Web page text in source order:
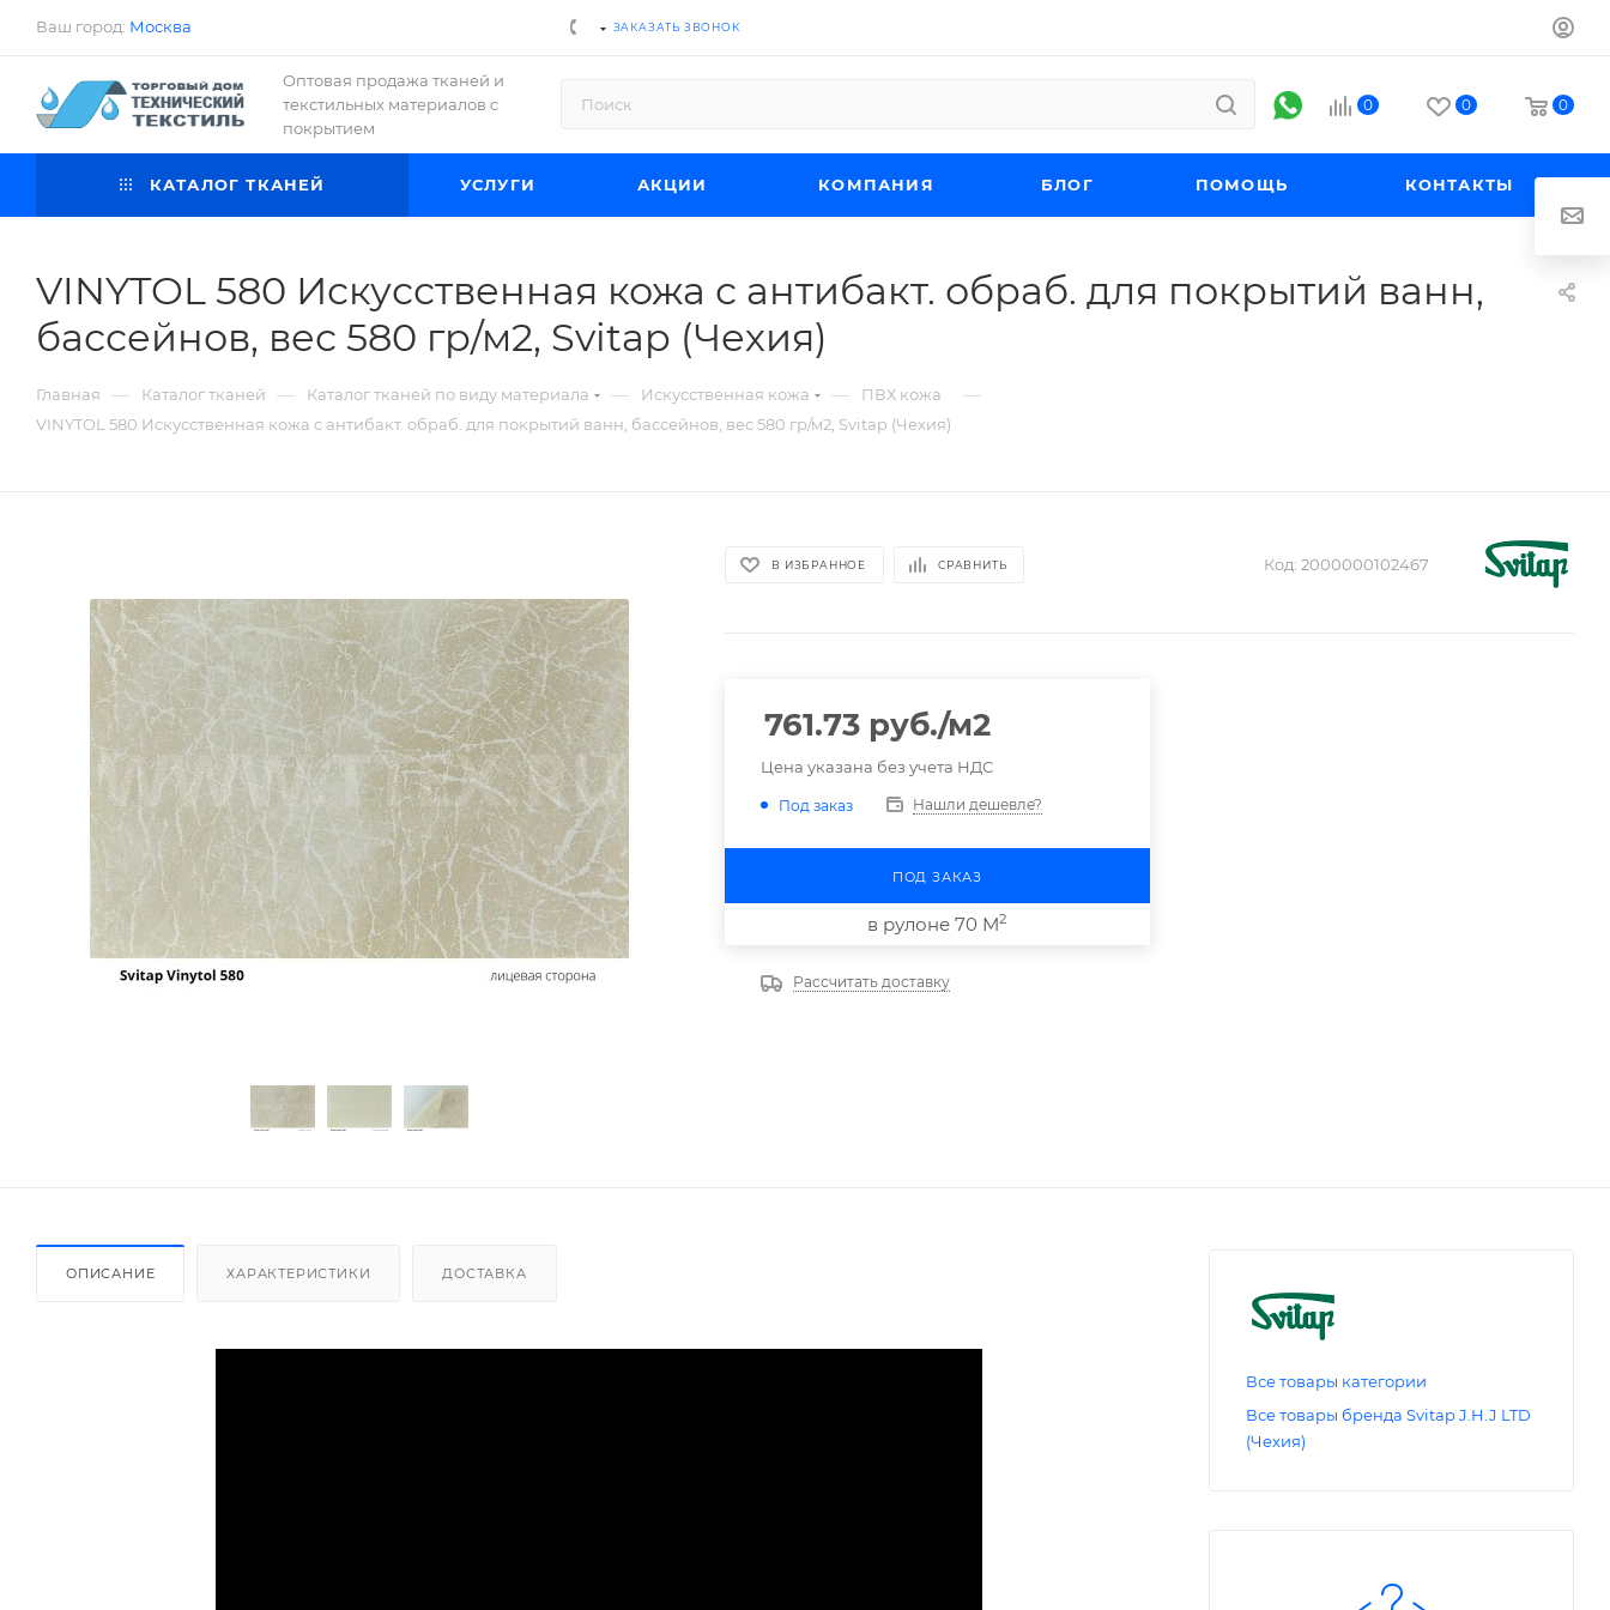
Ваш город: Москва ЗАКАЗАТЬ ЗВОНОК
Оптовая продажа тканей и
текстильных материалов с
покрытием
0 0 0
КАТАЛОГ ТКАНЕЙ УСЛУГИ АКЦИИ КОМПАНИЯ БЛОГ ПОМОЩЬ КОНТАКТЫ
VINYTOL 580 Искусственная кожа с антибакт. обраб. для покрытий ванн,
бассейнов, вес 580 гр/м2, Svitap (Чехия)
Главная — Каталог тканей — Каталог тканей по виду материала — Искусственная кожа — ПВХ кожа —
VINYTOL 580 Искусственная кожа с антибакт. обраб. для покрытий ванн, бассейнов, вес 580 гр/м2, Svitap (Чехия)
В ИЗБРАННОЕ СРАВНИТЬ Код: 2000000102467
761.73 руб./м2
Цена указана без учета НДС
Под заказ Нашли дешевле?
ПОД ЗАКАЗ
в рулоне 70 М2
Рассчитать доставку
ОПИСАНИЕ ХАРАКТЕРИСТИКИ ДОСТАВКА
Все товары категории
Все товары бренда Svitap J.H.J LTD
(Чехия)